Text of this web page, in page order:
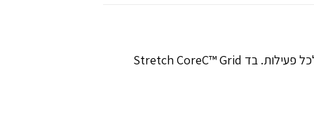
בד הפליס בטכנולוגית ™CoreC רקום בקפידה כדי ליצור את השילוב הטוב ביותר בין משקל ונוחות. שנוצר לתת מענה לכל פעילות. בד Stretch CoreC™ Grid